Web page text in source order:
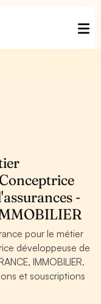
-
pour le métier
développeuse de
IMMOBILIER.
et souscriptions